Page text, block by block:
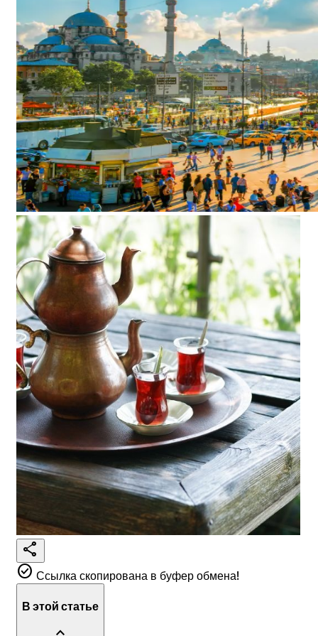
share
check_circle Ссылка скопирована в буфер обмена!
В этой статье